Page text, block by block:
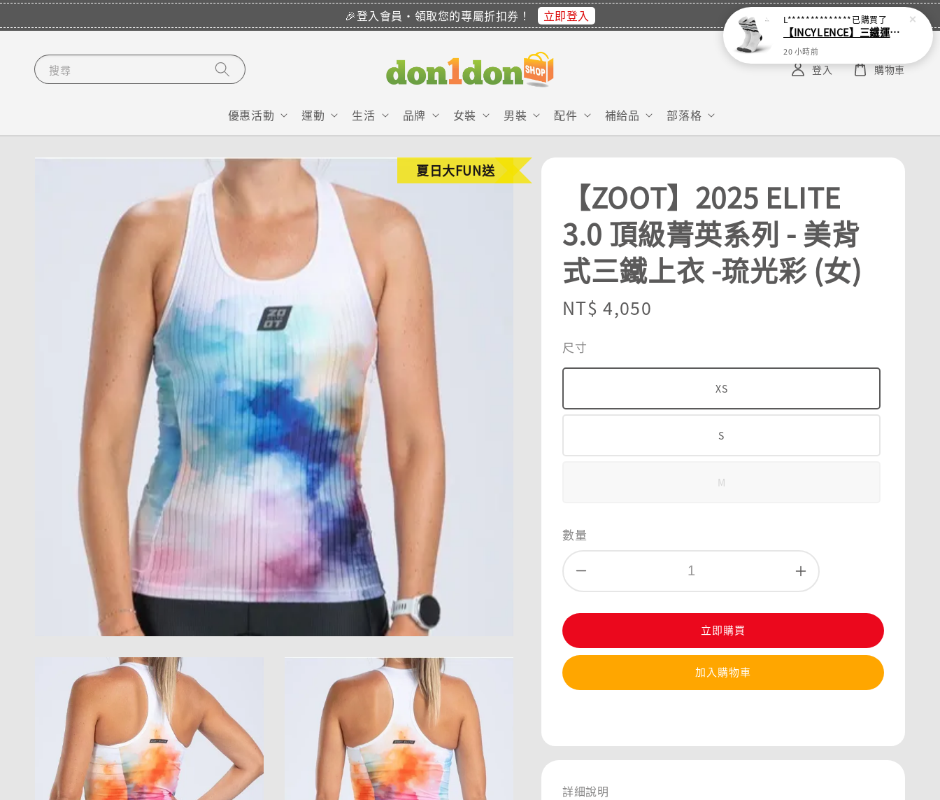
🎉登入會員・領取您的專屬折扣券！ 立即登入
搜尋
優惠活動 運動 生活 品牌 女裝 男裝 配件 補給品 部落格
登入 購物車
夏日大FUN送
【ZOOT】2025 ELITE
3.0 頂級菁英系列 - 美背
式三鐵上衣 -琉光彩 (女)
Regular
NT$ 4,050
尺寸
XS
S
M
數量
立即購買
加入購物車
詳細說明
L**************已購買了
【INCYLENCE】三鐵運動機能襪 Waves White
20 小時前